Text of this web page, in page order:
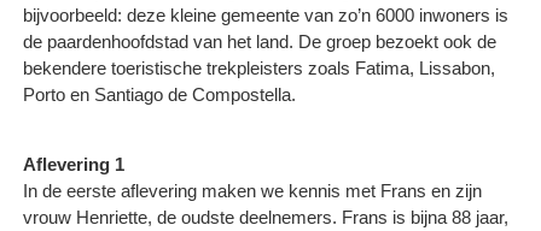
bijvoorbeeld: deze kleine gemeente van zo’n 6000 inwoners is
de paardenhoofdstad van het land. De groep bezoekt ook de
bekendere toeristische trekpleisters zoals Fatima, Lissabon,
Porto en Santiago de Compostella.
Aflevering 1
In de eerste aflevering maken we kennis met Frans en zijn
vrouw Henriette, de oudste deelnemers. Frans is bijna 88 jaar,